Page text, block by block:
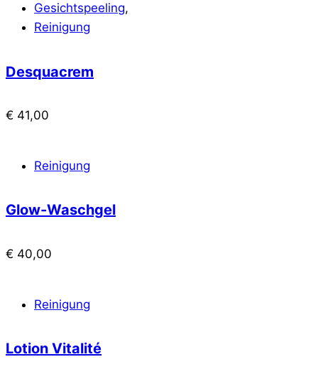
Gesichtspeeling,
Reinigung
Desquacrem
€ 41,00
Reinigung
Glow-Waschgel
€ 40,00
Reinigung
Lotion Vitalité